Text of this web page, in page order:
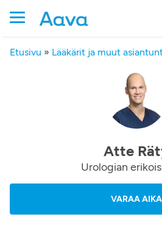
Etusivu » Lääkärit ja muut
Atte
Urologian
VARAA AIKA